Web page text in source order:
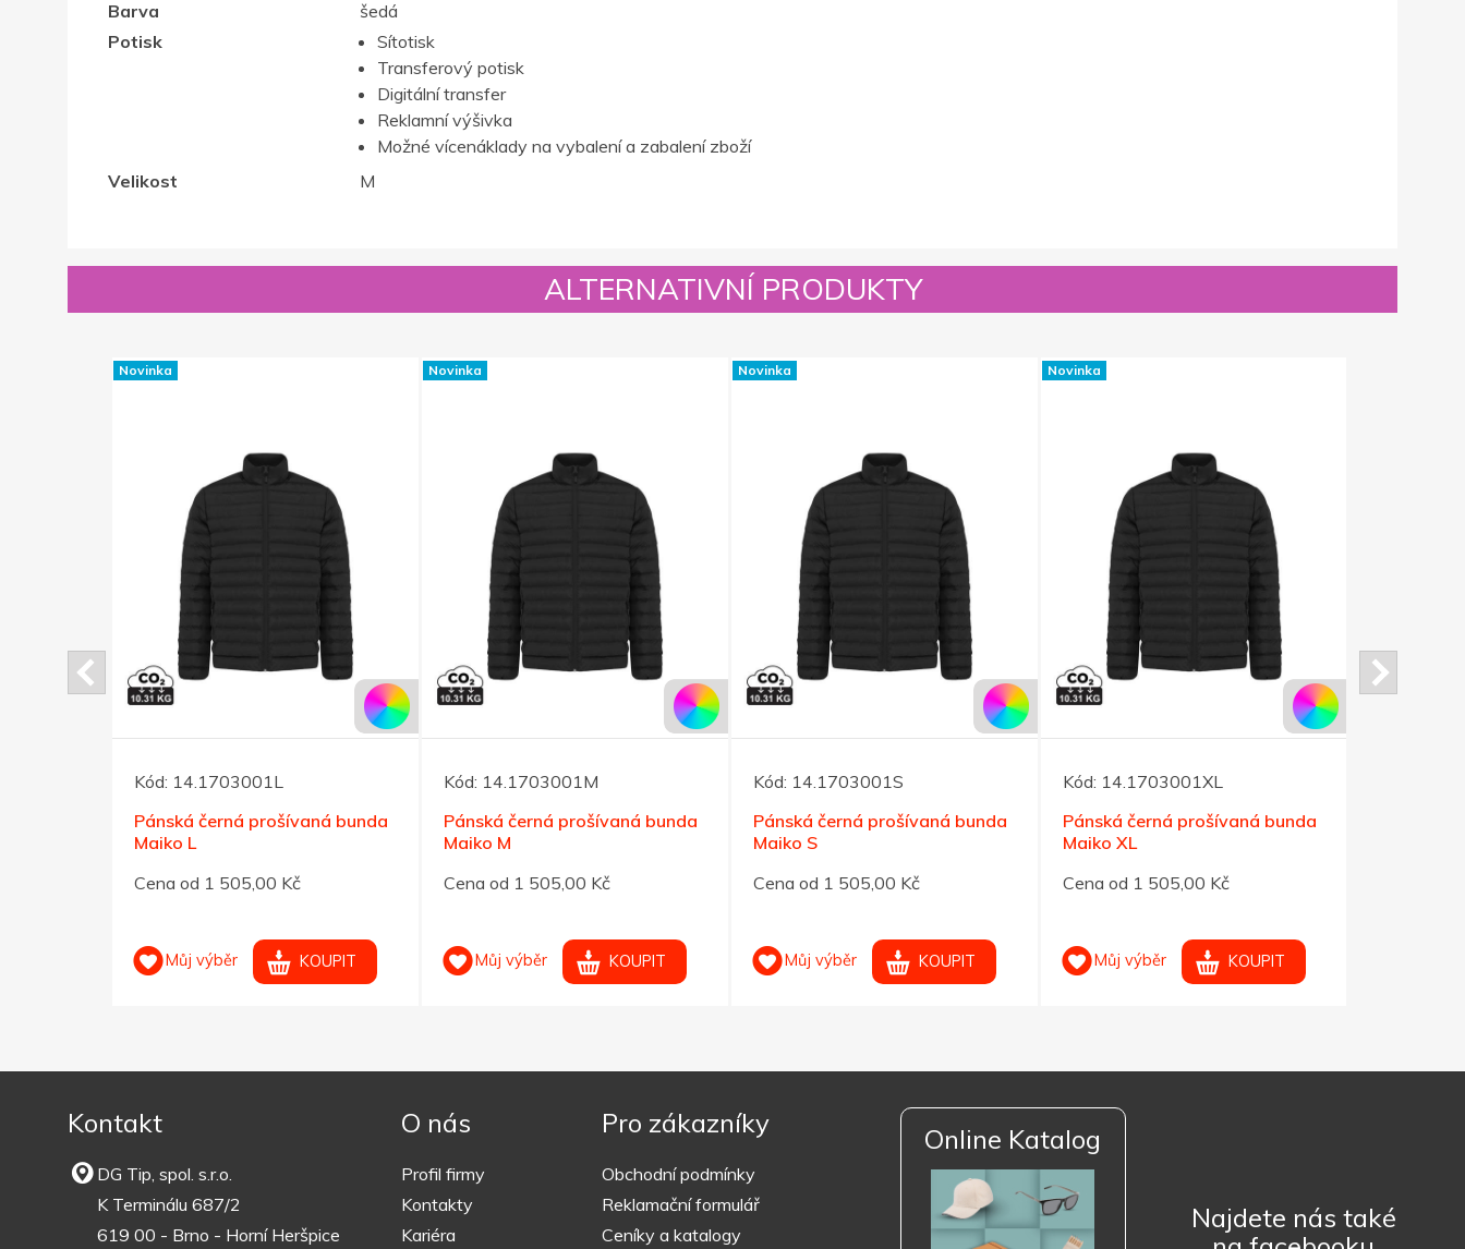
Barva
šedá
Potisk
Sítotisk
Transferový potisk
Digitální transfer
Reklamní výšivka
Možné vícenáklady na vybalení a zabalení zboží
Velikost
M
ALTERNATIVNÍ PRODUKTY
Novinka
Kód: 14.1703001L
Pánská černá prošívaná bunda
Maiko L
Cena od 1 505,00 Kč
Můj výběr KOUPIT
Novinka
Kód: 14.1703001M
Pánská černá prošívaná bunda
Maiko M
Cena od 1 505,00 Kč
Můj výběr KOUPIT
Novinka
Kód: 14.1703001S
Pánská černá prošívaná bunda
Maiko S
Cena od 1 505,00 Kč
Můj výběr KOUPIT
Novinka
Kód: 14.1703001XL
Pánská černá prošívaná bunda
Maiko XL
Cena od 1 505,00 Kč
Můj výběr KOUPIT
Kontakt
DG Tip, spol. s.r.o.
K Terminálu 687/2
619 00 - Brno - Horní Heršpice
O nás
Profil firmy
Kontakty
Kariéra
Pro zákazníky
Obchodní podmínky
Reklamační formulář
Ceníky a katalogy
Online Katalog
Najdete nás také